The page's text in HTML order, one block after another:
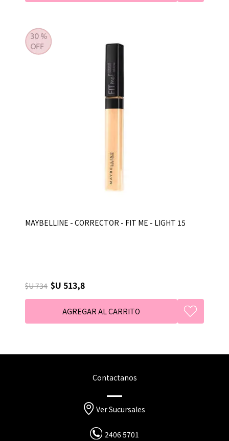
MAYBELLINE - CORRECTOR - FIT ME - LIGHT 15
$U 734 $U 513,8
Contactanos
Ver Sucursales
2406 5701